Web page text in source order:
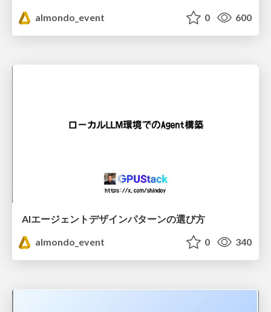
almondo_event 0 600
AIエージェントデザインパターンの選び方
almondo_event
0 340